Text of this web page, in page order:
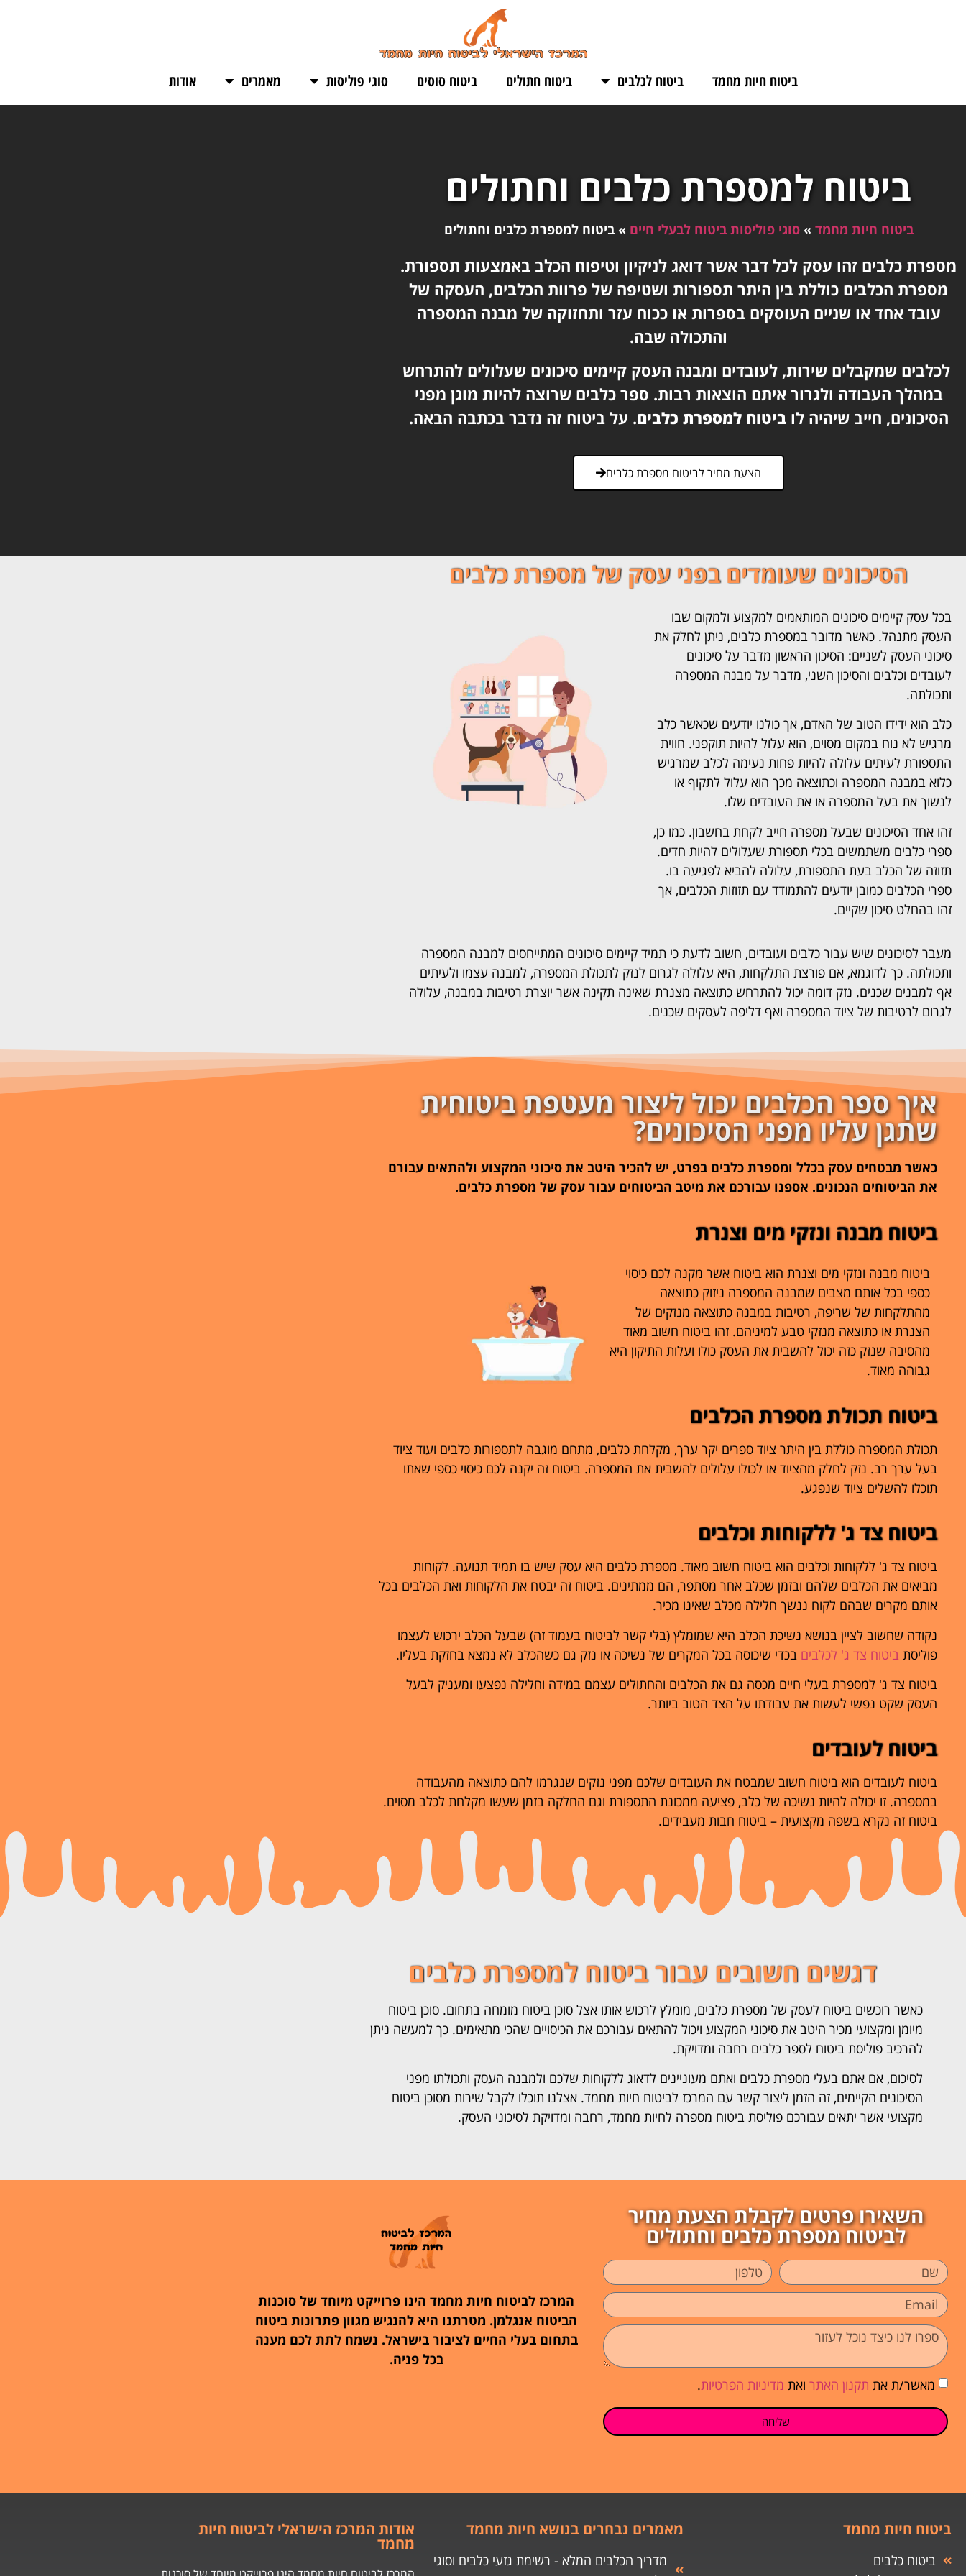
ביטוח חיות מחמד ביטוח לכלבים ביטוח חתולים ביטוח סוסים סוגי פוליסות מאמרים אודות
ביטוח למספרת כלבים וחתולים
ביטוח חיות מחמד »סוגי פוליסות ביטוח לבעלי חיים »ביטוח למספרת כלבים וחתולים
מספרת כלבים זהו עסק לכל דבר אשר דואג לניקיון וטיפוח הכלב באמצעות תספורת.
מספרת הכלבים כוללת בין היתר תספורות ושטיפה של פרוות הכלבים, העסקה של
עובד אחד או שניים העוסקים בספרות או ככוח עזר ותחזוקה של מבנה המספרה
והתכולה שבה.
לכלבים שמקבלים שירות, לעובדים ומבנה העסק קיימים סיכונים שעלולים להתרחש
במהלך העבודה ולגרור איתם הוצאות רבות. ספר כלבים שרוצה להיות מוגן מפני
הסיכונים, חייב שיהיה לוביטוח למספרת כלבים. על ביטוח זה נדבר בכתבה הבאה.
הצעת מחיר לביטוח מספרת כלבים
הסיכונים שעומדים בפני עסק של מספרת כלבים
בכל עסק קיימים סיכונים המותאמים למקצוע ולמקום שבו
העסק מתנהל. כאשר מדובר במספרת כלבים, ניתן לחלק את
סיכוני העסק לשניים: הסיכון הראשון מדבר על סיכונים
לעובדים וכלבים והסיכון השני, מדבר על מבנה המספרה
ותכולתה.
כלב הוא ידידו הטוב של האדם, אך כולנו יודעים שכאשר כלב
מרגיש לא נוח במקום מסוים, הוא עלול להיות תוקפני. חווית
התספורת לעיתים עלולה להיות פחות נעימה לכלב שמרגיש
כלוא במבנה המספרה וכתוצאה מכך הוא עלול לתקוף או
לנשוך את בעל המספרה או את העובדים שלו.
זהו אחד הסיכונים שבעל מספרה חייב לקחת בחשבון. כמו כן,
ספרי כלבים משתמשים בכלי תספורת שעלולים להיות חדים.
תזוזה של הכלב בעת התספורת, עלולה להביא לפגיעה בו.
ספרי הכלבים כמובן יודעים להתמודד עם תזוזות הכלבים, אך
זהו בהחלט סיכון שקיים.
מעבר לסיכונים שיש עבור כלבים ועובדים, חשוב לדעת כי תמיד קיימים סיכונים המתייחסים למבנה המספרה
ותכולתה. כך לדוגמא, אם פורצת התלקחות, היא עלולה לגרום לנזק לתכולת המספרה, למבנה עצמו ולעיתים
אף למבנים שכנים. נזק דומה יכול להתרחש כתוצאה מצנרת שאינה תקינה אשר יוצרת רטיבות במבנה, עלולה
לגרום לרטיבות של ציוד המספרה ואף דליפה לעסקים שכנים.
איך ספר הכלבים יכול ליצור מעטפת ביטוחית
שתגן עליו מפני הסיכונים?
כאשר מבטחים עסק בכלל ומספרת כלבים בפרט, יש להכיר היטב את סיכוני המקצוע ולהתאים עבורם
את הביטוחים הנכונים. אספנו עבורכם את מיטב הביטוחים עבור עסק של מספרת כלבים.
ביטוח מבנה ונזקי מים וצנרת
ביטוח מבנה ונזקי מים וצנרת הוא ביטוח אשר מקנה לכם כיסוי
כספי בכל אותם מצבים שמבנה המספרה ניזוק כתוצאה
מהתלקחות של שריפה, רטיבות במבנה כתוצאה מנזקים של
הצנרת או כתוצאה מנזקי טבע למיניהם. זהו ביטוח חשוב מאוד
מהסיבה שנזק כזה יכול להשבית את העסק כולו ועלות התיקון היא
גבוהה מאוד.
ביטוח תכולת מספרת הכלבים
תכולת המספרה כוללת בין היתר ציוד ספרים יקר ערך, מקלחת כלבים, מתחם מוגבה לתספורות כלבים ועוד ציוד
בעל ערך רב. נזק לחלק מהציוד או לכולו עלולים להשבית את המספרה. ביטוח זה יקנה לכם כיסוי כספי שאתו
תוכלו להשלים ציוד שנפגע.
ביטוח צד ג' ללקוחות וכלבים
ביטוח צד ג' ללקוחות וכלבים הוא ביטוח חשוב מאוד. מספרת כלבים היא עסק שיש בו תמיד תנועה. לקוחות
מביאים את הכלבים שלהם ובזמן שכלב אחר מסתפר, הם ממתינים. ביטוח זה יבטח את הלקוחות ואת הכלבים בכל
אותם מקרים שבהם לקוח ננשך חלילה מכלב שאינו מכיר.
נקודה שחשוב לציין בנושא נשיכת הכלב היא שמומלץ (בלי קשר לביטוח בעמוד זה) שבעל הכלב ירכוש לעצמו
פוליסת ביטוח צד ג' לכלבים בכדי שיכוסה בכל המקרים של נשיכה או נזק גם כשהכלב לא נמצא בחזקת בעליו.
ביטוח צד ג' למספרת בעלי חיים מכסה גם את הכלבים והחתולים עצמם במידה וחלילה נפצעו ומעניק לבעל
העסק שקט נפשי לעשות את עבודתו על הצד הטוב ביותר.
ביטוח לעובדים
ביטוח לעובדים הוא ביטוח חשוב שמבטח את העובדים שלכם מפני נזקים שנגרמו להם כתוצאה מהעבודה
במספרה. זו יכולה להיות נשיכה של כלב, פציעה ממכונת התספורת וגם החלקה בזמן שעשו מקלחת לכלב מסוים.
ביטוח זה נקרא בשפה מקצועית – ביטוח חבות מעבידים.
דגשים חשובים עבור ביטוח למספרת כלבים
כאשר רוכשים ביטוח לעסק של מספרת כלבים, מומלץ לרכוש אותו אצל סוכן ביטוח מומחה בתחום. סוכן ביטוח
מיומן ומקצועי מכיר היטב את סיכוני המקצוע ויכול להתאים עבורכם את הכיסויים שהכי מתאימים. כך למעשה ניתן
להרכיב פוליסת ביטוח לספר כלבים רחבה ומדויקת.
לסיכום, אם אתם בעלי מספרת כלבים ואתם מעוניינים לדאוג ללקוחות שלכם ולמבנה העסק ותכולתו מפני
הסיכונים הקיימים, זה הזמן ליצור קשר עם המרכז לביטוח חיות מחמד. אצלנו תוכלו לקבל שירות מסוכן ביטוח
מקצועי אשר יתאים עבורכם פוליסת ביטוח מספרה לחיות מחמד, רחבה ומדויקת לסיכוני העסק.
השאירו פרטים לקבלת הצעת מחיר
לביטוח מספרת כלבים וחתולים
מאשר/ת את תקנון האתר ואת מדיניות הפרטיות.
שליחה
המרכז לביטוח חיות מחמד הינו פרוייקט מיוחד של סוכנות
הביטוח אנגלמן. מטרתנו היא להנגיש מגוון פתרונות ביטוח
בתחום בעלי החיים לציבור בישראל. נשמח לתת לכם מענה
בכל פניה.
ביטוח חיות מחמד
ביטוח כלבים
מאמרים נבחרים בנושא חיות מחמד
מדריך הכלבים המלא - רשימת גזעי כלבים וסוגי
אודות המרכז הישראלי לביטוח חיות
מחמד